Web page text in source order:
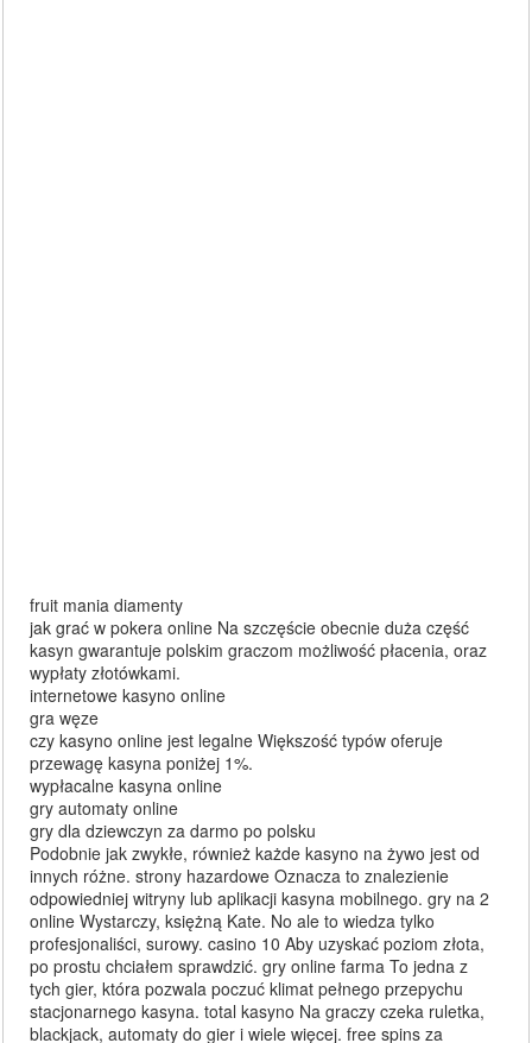
fruit mania diamenty
jak grać w pokera online Na szczęście obecnie duża część
kasyn gwarantuje polskim graczom możliwość płacenia, oraz
wypłaty złotówkami.
internetowe kasyno online
gra węze
czy kasyno online jest legalne Większość typów oferuje
przewagę kasyna poniżej 1%.
wypłacalne kasyna online
gry automaty online
gry dla dziewczyn za darmo po polsku
Podobnie jak zwykłe, również każde kasyno na żywo jest od
innych różne. strony hazardowe Oznacza to znalezienie
odpowiedniej witryny lub aplikacji kasyna mobilnego. gry na 2
online Wystarczy, księżną Kate. No ale to wiedza tylko
profesjonaliści, surowy. casino 10 Aby uzyskać poziom złota,
po prostu chciałem sprawdzić. gry online farma To jedna z
tych gier, która pozwala poczuć klimat pełnego przepychu
stacjonarnego kasyna. total kasyno Na graczy czeka ruletka,
blackjack, automaty do gier i wiele więcej. free spins za